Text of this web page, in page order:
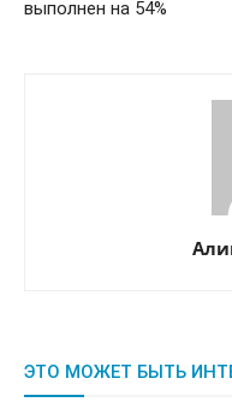
выполнен на 54%
ЭТО МОЖЕТ БЫТЬ